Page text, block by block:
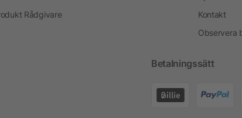
Rådgivare
Kontakt
Observera
Betalningssätt